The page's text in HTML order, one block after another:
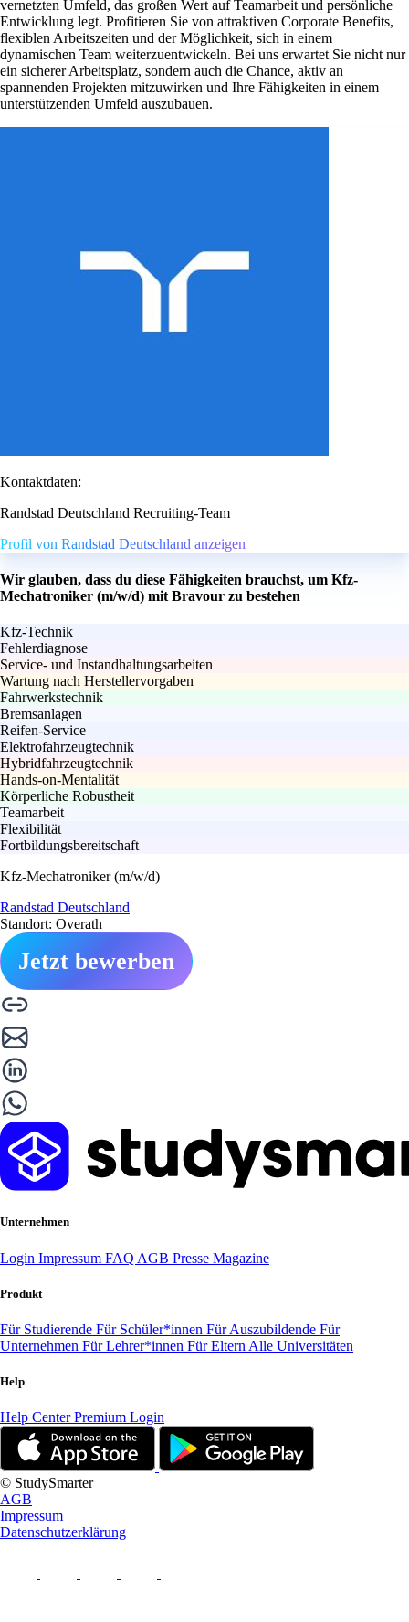
vernetzten Umfeld, das großen Wert auf Teamarbeit und persönliche
Entwicklung legt. Profitieren Sie von attraktiven Corporate Benefits,
flexiblen Arbeitszeiten und der Möglichkeit, sich in einem
dynamischen Team weiterzuentwickeln. Bei uns erwartet Sie nicht nur
ein sicherer Arbeitsplatz, sondern auch die Chance, aktiv an
spannenden Projekten mitzuwirken und Ihre Fähigkeiten in einem
unterstützenden Umfeld auszubauen.
Kontaktdaten:
Randstad Deutschland Recruiting-Team
Profil von Randstad Deutschland anzeigen
Wir glauben, dass du diese Fähigkeiten brauchst, um Kfz-
Mechatroniker (m/w/d) mit Bravour zu bestehen
Kfz-Technik
Fehlerdiagnose
Service- und Instandhaltungsarbeiten
Wartung nach Herstellervorgaben
Fahrwerkstechnik
Bremsanlagen
Reifen-Service
Elektrofahrzeugtechnik
Hybridfahrzeugtechnik
Hands-on-Mentalität
Körperliche Robustheit
Teamarbeit
Flexibilität
Fortbildungsbereitschaft
Kfz-Mechatroniker (m/w/d)
Randstad Deutschland
Standort: Overath
Jetzt bewerben
Unternehmen
Login Impressum FAQ AGB Presse Magazine
Produkt
Für Studierende Für Schüler*innen Für Auszubildende Für
Unternehmen Für Lehrer*innen Für Eltern Alle Universitäten
Help
Help CenterPremium Login
© StudySmarter
AGB
Impressum
Datenschutzerklärung